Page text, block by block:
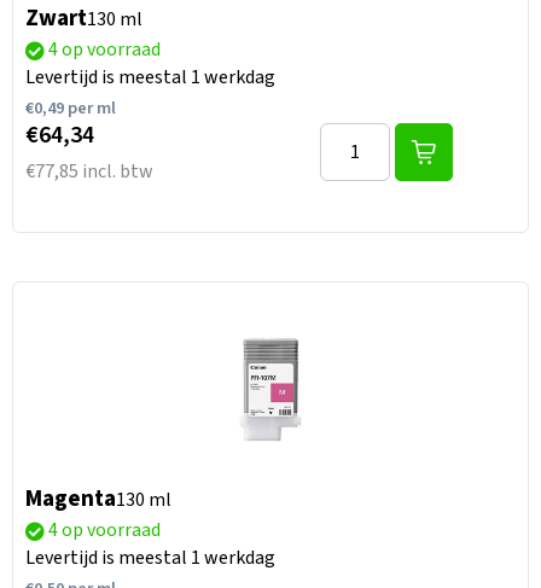
Zwart130 ml
4 op voorraad
Levertijd is meestal 1 werkdag
€0,49per ml
€64,34
€77,85 incl. btw
Magenta130 ml
4 op voorraad
Levertijd is meestal 1 werkdag